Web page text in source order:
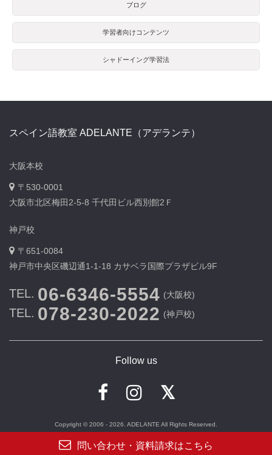
ブログ
学習者向けコンテンツ
シャドーイング学習法
スペイン語教室 ADELANTE（アデランテ）
大阪本校
〒530-0001
大阪市北区梅田2-5-8 千代田ビル西別館2Ｆ
神戸校
〒651-0084
神戸市中央区磯辺通1-1-18 カサベラ国際プラザビル9F
TEL. 06-6346-5554 (大阪校)
TEL. 078-230-2022 (神戸校)
Follow us
Copyright © 2006 - 2026. ADELANTE All Rights Reserved.
問い合わせ・資料請求はこちら